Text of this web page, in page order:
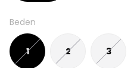
Beden
1 2 3